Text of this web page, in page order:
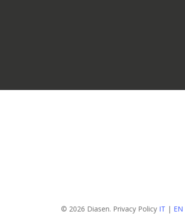
© 2026 Diasen. Privacy Policy IT | EN